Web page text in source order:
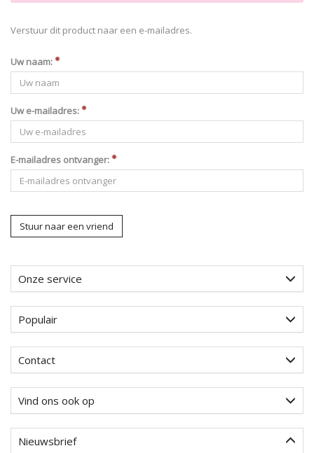
Verstuur dit product naar een e-mailadres.
Uw naam:
Uw e-mailadres:
E-mailadres ontvanger:
Stuur naar een vriend
Onze service
Populair
Contact
Vind ons ook op
Nieuwsbrief